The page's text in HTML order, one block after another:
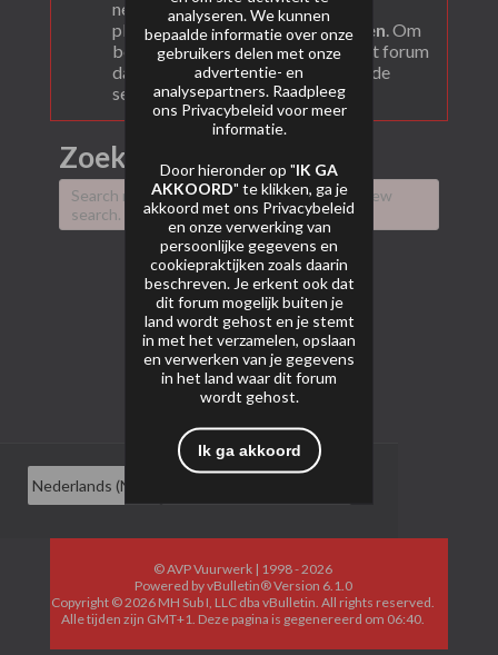
nemen en ook berichten te kunnen
plaatsen moet je je eerstregisteren. Om
berichten te bekijken, selecteer het forum
dat je wil bezoeken uit onderstaande
selectie.
Zoekresultaat
Search result already expired, please try a new
search.
© AVP Vuurwerk | 1998 - 2026
Powered byvBulletin®Version 6.1.0
Copyright © 2026 MH Sub I, LLC dba vBulletin. All rights reserved.
Alle tijden zijn GMT+1. Deze pagina is gegenereerd om 06:40.
analyseren. We kunnen
bepaalde informatie over onze
gebruikers delen met onze
advertentie- en
analysepartners. Raadpleeg
ons Privacybeleid voor meer
informatie.
Door hieronder op "IK GA
AKKOORD" te klikken, ga je
akkoord met ons Privacybeleid
en onze verwerking van
persoonlijke gegevens en
cookiepraktijken zoals daarin
beschreven. Je erkent ook dat
dit forum mogelijk buiten je
land wordt gehost en je stemt
in met het verzamelen, opslaan
en verwerken van je gegevens
in het land waar dit forum
wordt gehost.
Ik ga akkoord